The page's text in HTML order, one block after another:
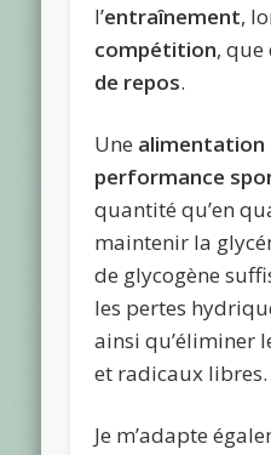
l’entraînement,
compétition, que
de repos.
Une alimentation
performance
quantité qu’en
maintenir la
de glycogène
les pertes
ainsi qu’éliminer
et radicaux libres.
Je m’adapte